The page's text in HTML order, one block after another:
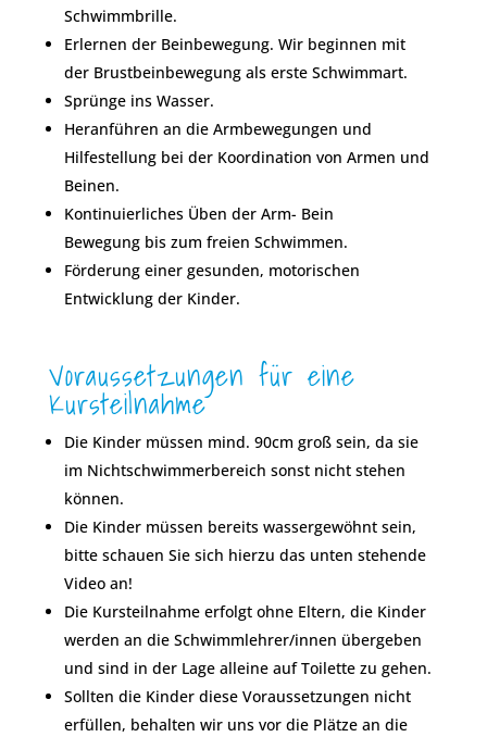
Schwimmbrille.
Erlernen der Beinbewegung. Wir beginnen mit
der Brustbeinbewegung als erste Schwimmart.
Sprünge ins Wasser.
Heranführen an die Armbewegungen und
Hilfestellung bei der Koordination von Armen und
Beinen.
Kontinuierliches Üben der Arm- Bein
Bewegung bis zum freien Schwimmen.
Förderung einer gesunden, motorischen
Entwicklung der Kinder.
Voraussetzungen für eine
Kursteilnahme
Die Kinder müssen mind. 90cm groß sein, da sie
im Nichtschwimmerbereich sonst nicht stehen
können.
Die Kinder müssen bereits wassergewöhnt sein,
bitte schauen Sie sich hierzu das unten stehende
Video an!
Die Kursteilnahme erfolgt ohne Eltern, die Kinder
werden an die Schwimmlehrer/innen übergeben
und sind in der Lage alleine auf Toilette zu gehen.
Sollten die Kinder diese Voraussetzungen nicht
erfüllen, behalten wir uns vor die Plätze an die